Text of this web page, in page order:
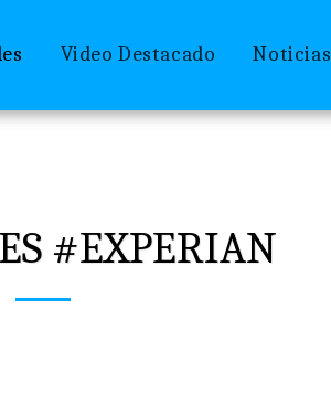
Video Destacado Noticias
#EXPERIAN